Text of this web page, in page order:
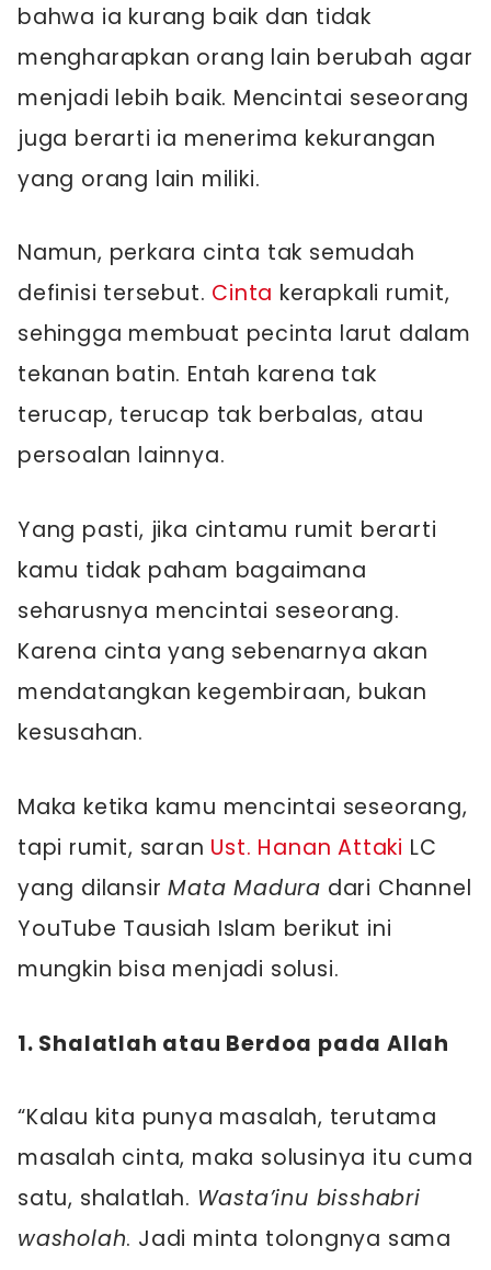
bahwa ia kurang baik dan tidak
mengharapkan orang lain berubah agar
menjadi lebih baik. Mencintai seseorang
juga berarti ia menerima kekurangan
yang orang lain miliki.
Namun, perkara cinta tak semudah
definisi tersebut. Cinta kerapkali rumit,
sehingga membuat pecinta larut dalam
tekanan batin. Entah karena tak
terucap, terucap tak berbalas, atau
persoalan lainnya.
Yang pasti, jika cintamu rumit berarti
kamu tidak paham bagaimana
seharusnya mencintai seseorang.
Karena cinta yang sebenarnya akan
mendatangkan kegembiraan, bukan
kesusahan.
Maka ketika kamu mencintai seseorang,
tapi rumit, saran Ust. Hanan Attaki LC
yang dilansirMata Madura dari Channel
YouTube Tausiah Islam berikut ini
mungkin bisa menjadi solusi.
1. Shalatlah atau Berdoa pada Allah
“Kalau kita punya masalah, terutama
masalah cinta, maka solusinya itu cuma
satu, shalatlah. Wasta’inu bisshabri
washolah. Jadi minta tolongnya sama